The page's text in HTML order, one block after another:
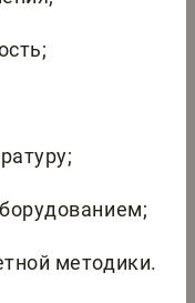
методики.